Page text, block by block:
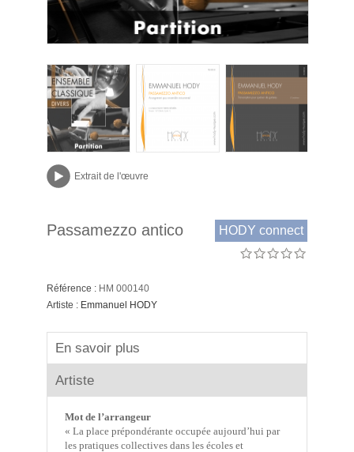
Extrait de l'œuvre
Passamezzo antico HODY connect
Référence : HM 000140
Artiste : Emmanuel HODY
En savoir plus
Artiste
Mot de l’arrangeur
« La place prépondérante occupée aujourd’hui par
les pratiques collectives dans les écoles et